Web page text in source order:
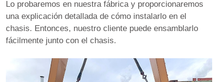
Lo probaremos en nuestra fábrica y proporcionaremos
una explicación detallada de cómo instalarlo en el
chasis. Entonces, nuestro cliente puede ensamblarlo
fácilmente junto con el chasis.